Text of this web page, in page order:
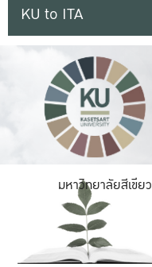
KU to ITA
มหาวิทยาลัยสีเขียว